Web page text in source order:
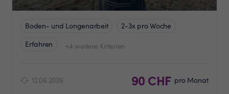
Boden- und Longenarbeit
2-3x pro Woche
Erfahren
+4 weitere Kriterien
12.06.2026 90 CHF pro Monat